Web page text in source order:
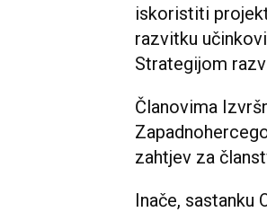
iskoristiti
razvitku
Strategijom
Članovima
zahtjev za
Inače, sastanku